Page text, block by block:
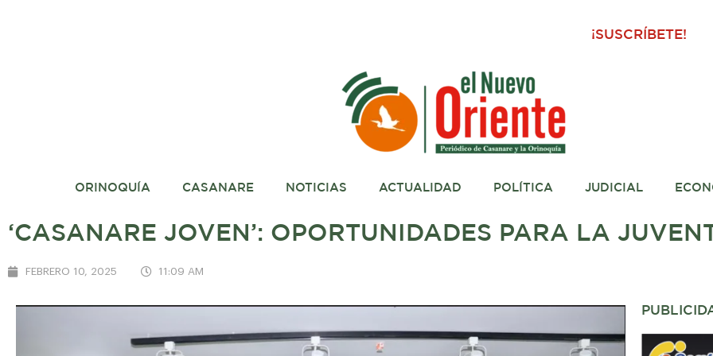
¡SUSCRÍBETE!
ORINOQUÍA CASANARE NOTICIAS ACTUALIDAD POLÍTICA JUDICIAL
‘CASANARE JOVEN’: OPORTUNIDADES PARA LA
FEBRERO 10, 2025 11:09 AM